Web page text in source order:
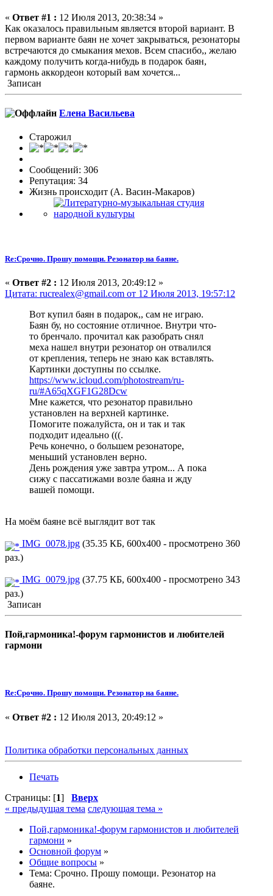
« Ответ #1 : 12 Июля 2013, 20:38:34 »
Как оказалось правильным является второй вариант. В
первом варианте баян не хочет закрываться, резонаторы
встречаются до смыкания мехов. Всем спасибо,, желаю
каждому получить когда-нибудь в подарок баян,
гармонь аккордеон который вам хочется...
Записан
Елена Васильева
Старожил
Сообщений: 306
Репутация: 34
Жизнь происходит (А. Васин-Макаров)
Re:Срочно. Прошу помощи. Резонатор на баяне.
« Ответ #2 : 12 Июля 2013, 20:49:12 »
Цитата: rucrealex@gmail.com от 12 Июля 2013, 19:57:12
Вот купил баян в подарок,, сам не играю.
Баян бу, но состояние отличное. Внутри что-
то бренчало. прочитал как разобрать снял
меха нашел внутри резонатор он отвалился
от крепления, теперь не знаю как вставлять.
Картинки доступны по ссылке.
https://www.icloud.com/photostream/ru-
ru/#A65qXGF1G28Dcw
Мне кажется, что резонатор правильно
установлен на верхней картинке.
Помогите пожалуйста, он и так и так
подходит идеально (((.
Речь конечно, о большем резонаторе,
меньший установлен верно.
День рождения уже завтра утром... А пока
сижу с пассатижами возле баяна и жду
вашей помощи.
На моём баяне всё выглядит вот так
IMG_0078.jpg (35.35 КБ, 600x400 - просмотрено 360
раз.)
IMG_0079.jpg (37.75 КБ, 600x400 - просмотрено 343
раз.)
Записан
Пой,гармоника!-форум гармонистов и любителей
гармони
Re:Срочно. Прошу помощи. Резонатор на баяне.
« Ответ #2 : 12 Июля 2013, 20:49:12 »
Политика обработки персональных данных
Печать
Страницы: [1] Вверх
« предыдущая тема следующая тема »
Пой,гармоника!-форум гармонистов и любителей
гармони »
Основной форум »
Общие вопросы »
Тема: Срочно. Прошу помощи. Резонатор на
баяне.